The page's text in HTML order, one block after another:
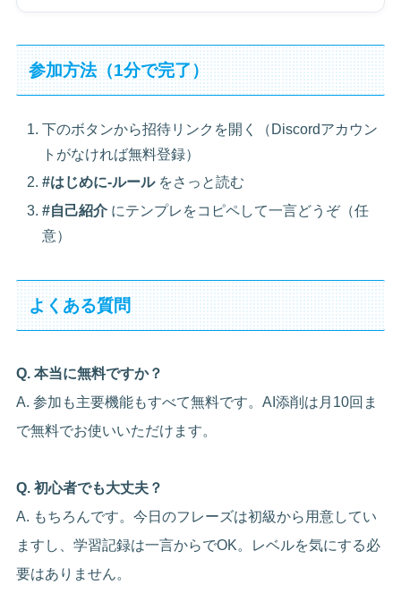
参加方法（1分で完了）
下のボタンから招待リンクを開く（Discordアカウン
トがなければ無料登録）
#はじめに-ルールをさっと読む
#自己紹介 にテンプレをコピペして一言どうぞ（任
意）
よくある質問
Q. 本当に無料ですか？
A. 参加も主要機能もすべて無料です。AI添削は月10回ま
で無料でお使いいただけます。
Q. 初心者でも大丈夫？
A. もちろんです。今日のフレーズは初級から用意してい
ますし、学習記録は一言からでOK。レベルを気にする必
要はありません。